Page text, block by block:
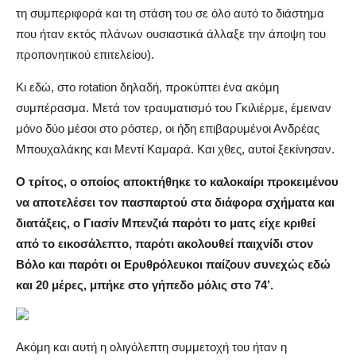
τη συμπεριφορά και τη στάση του σε όλο αυτό το διάστημα
που ήταν εκτός πλάνων ουσιαστικά άλλαξε την άποψη του
προπονητικού επιτελείου).
Κι εδώ, στο rotation δηλαδή, προκύπτει ένα ακόμη
συμπέρασμα. Μετά τον τραυματισμό του Γκιλιέρμε, έμειναν
μόνο δύο μέσοι στο ρόστερ, οι ήδη επιβαρυμένοι Ανδρέας
Μπουχαλάκης και Μεντί Καμαρά. Και χθες, αυτοί ξεκίνησαν.
Ο τρίτος, ο οποίος αποκτήθηκε το καλοκαίρι προκειμένου
να αποτελέσει τον πασπαρτού στα διάφορα σχήματα και
διατάξεις, ο Γιασίν Μπενζιά παρότι το ματς είχε κριθεί
από το εικοσάλεπτο, παρότι ακολουθεί παιχνίδι στον
Βόλο και παρότι οι Ερυθρόλευκοι παίζουν συνεχώς εδώ
και 20 μέρες, μπήκε στο γήπεδο μόλις στο 74’.
Ακόμη και αυτή η ολιγόλεπτη συμμετοχή του ήταν η